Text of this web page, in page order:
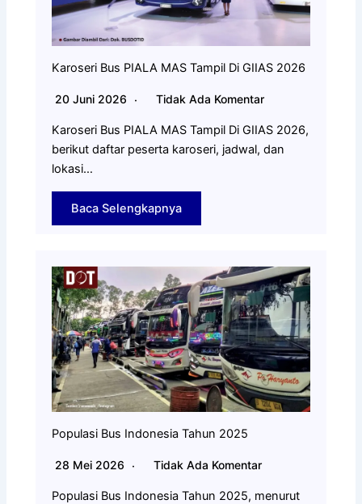
Karoseri Bus PIALA MAS Tampil Di GIIAS 2026
20 Juni 2026 Tidak Ada Komentar
Karoseri Bus PIALA MAS Tampil Di GIIAS 2026,
berikut daftar peserta karoseri, jadwal, dan
lokasi…
Baca Selengkapnya
Populasi Bus Indonesia Tahun 2025
28 Mei 2026 Tidak Ada Komentar
Populasi Bus Indonesia Tahun 2025, menurut